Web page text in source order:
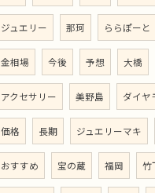
ジュエリー 那珂 ららぽーと
金相場 今後 予想 大橋
アクセサリー 美野島 ダイヤ
価格 長期 ジュエリーマキ
おすすめ 宝の蔵 福岡 竹